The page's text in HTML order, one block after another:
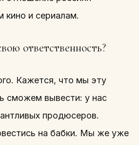
кино и сериалам.
ответственность?
Кажется, что мы эту
сможем вывести: у нас
продюсеров.
на бабки. Мы же уже